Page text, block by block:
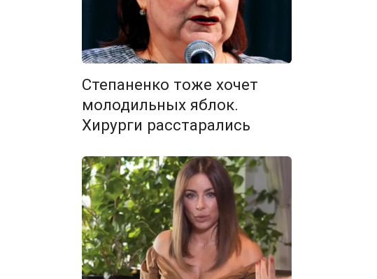
Степаненко тоже хочет
молодильных яблок.
Хирурги расстарались